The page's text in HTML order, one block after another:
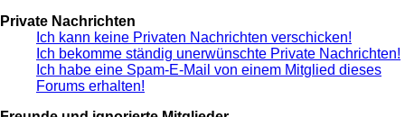
Private Nachrichten
Ich kann keine Privaten Nachrichten verschicken!
Ich bekomme ständig unerwünschte Private Nachrichten!
Ich habe eine Spam-E-Mail von einem Mitglied dieses
Forums erhalten!